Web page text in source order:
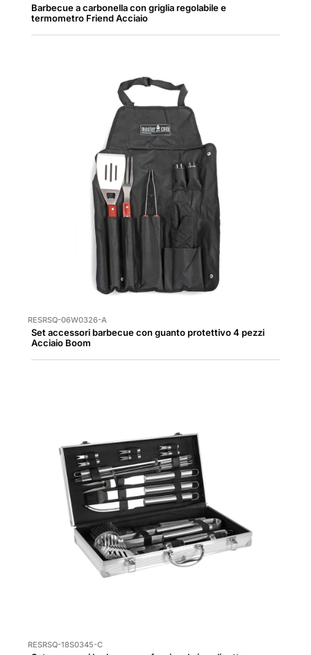
Barbecue a carbonella con griglia regolabile e
termometro Friend Acciaio
RESRSQ-06W0326-A
Set accessori barbecue con guanto protettivo 4 pezzi
Acciaio Boom
RESRSQ-18S0345-C